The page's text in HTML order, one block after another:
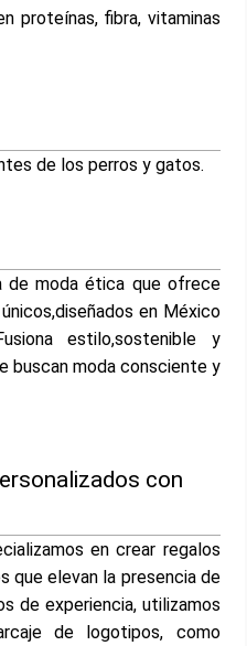
proteínas, fibra, vitaminas
de los perros y gatos.
de moda ética que ofrece
en México
estilo,sostenible y
buscan moda consciente y
con
en crear regalos
que elevan la presencia de
de experiencia, utilizamos
de logotipos, como